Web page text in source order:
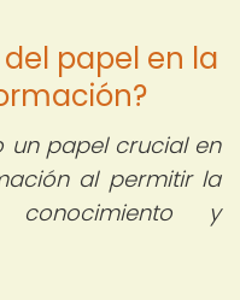
papel en la
un papel crucial en
al permitir la
y